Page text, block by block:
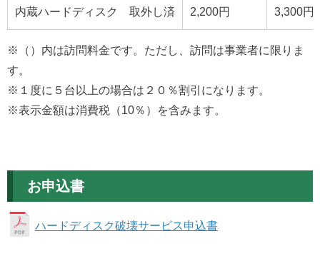
内蔵ハードディスク 取外し済 2,200円 3,300円
※（）内は訪問料金です。ただし、訪問は事業者に限りま
す。
※１度に５台以上の場合は２０％割引になります。
※表示金額は消費税（10％）を含みます。
お申込書
ハードディスク破壊サービス申込書